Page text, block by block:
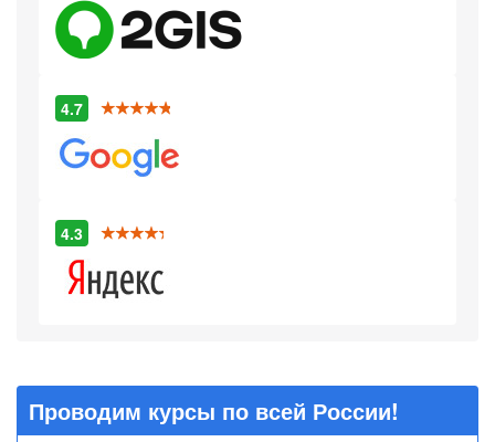
4.7
4.3
Проводим курсы по всей России!